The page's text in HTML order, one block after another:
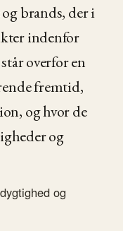
brands, der i
indenfor
overfor en
fremtid,
og hvor de
og
og